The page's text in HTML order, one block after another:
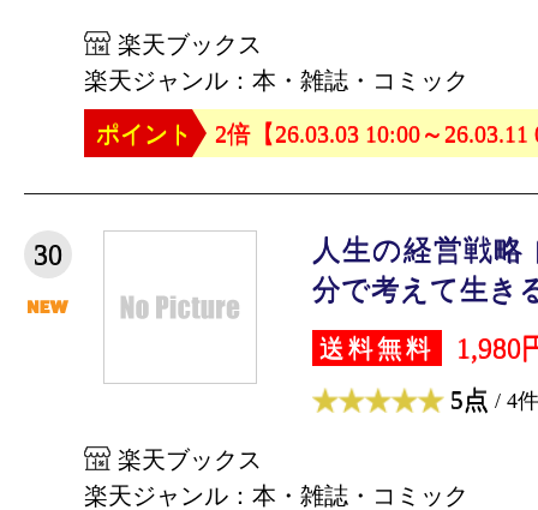
楽天ブックス
楽天ジャンル：本・雑誌・コミック
ポイント
2倍【26.03.03 10:00～26.03.11
30
人生の経営戦略
分で考えて生き
送料無料 1,980
5点 / 4件
楽天ブックス
楽天ジャンル：本・雑誌・コミック